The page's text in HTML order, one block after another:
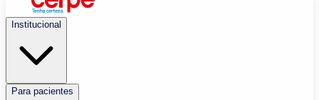
Institucional
Para pacientes